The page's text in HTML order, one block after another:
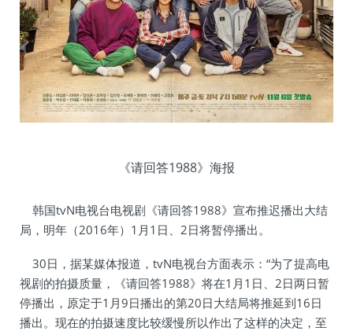
《请回答1988》海报
韩国tvN电视台电视剧《请回答1988》宣布推迟播出大结
局，明年（2016年）1月1日、2日将暂停播出。
30日，据某媒体报道，tvN电视台方面表示：“为了提高电
视剧的拍摄质量，《请回答1988》将在1月1日、2日两日暂
停播出，原定于1月9日播出的第20日大结局将推延到16日
播出。现在的拍摄速度比较缓慢所以作出了这样的决定，至